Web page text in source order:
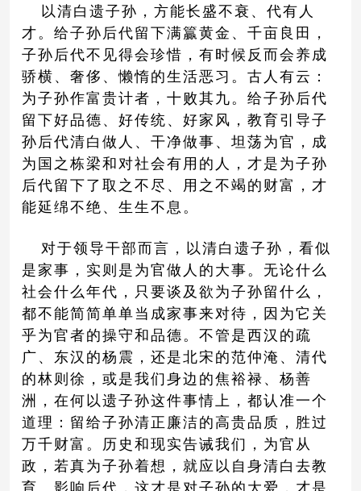
以清白遗子孙，方能长盛不衰、代有人
才。给子孙后代留下满籯黄金、千亩良田，
子孙后代不见得会珍惜，有时候反而会养成
骄横、奢侈、懒惰的生活恶习。古人有云：
为子孙作富贵计者，十败其九。给子孙后代
留下好品德、好传统、好家风，教育引导子
孙后代清白做人、干净做事、坦荡为官，成
为国之栋梁和对社会有用的人，才是为子孙
后代留下了取之不尽、用之不竭的财富，才
能延绵不绝、生生不息。
对于领导干部而言，以清白遗子孙，看似
是家事，实则是为官做人的大事。无论什么
社会什么年代，只要谈及欲为子孙留什么，
都不能简简单单当成家事来对待，因为它关
乎为官者的操守和品德。不管是西汉的疏
广、东汉的杨震，还是北宋的范仲淹、清代
的林则徐，或是我们身边的焦裕禄、杨善
洲，在何以遗子孙这件事情上，都认准一个
道理：留给子孙清正廉洁的高贵品质，胜过
万千财富。历史和现实告诫我们，为官从
政，若真为子孙着想，就应以自身清白去教
育、影响后代，这才是对子孙的大爱，才是